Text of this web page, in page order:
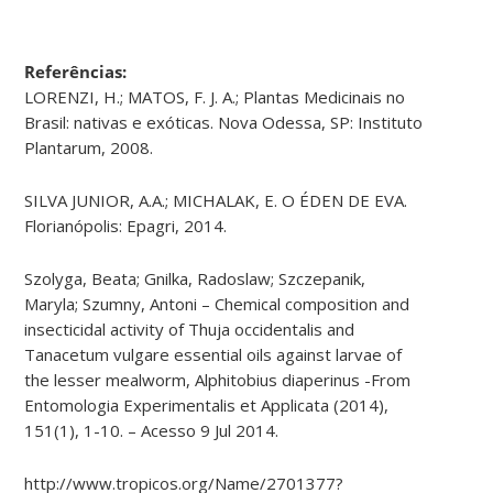
Referências:
LORENZI, H.; MATOS, F. J. A.; Plantas Medicinais no
Brasil: nativas e exóticas. Nova Odessa, SP: Instituto
Plantarum, 2008.
SILVA JUNIOR, A.A.; MICHALAK, E. O ÉDEN DE EVA.
Florianópolis: Epagri, 2014.
Szolyga, Beata; Gnilka, Radoslaw; Szczepanik,
Maryla; Szumny, Antoni – Chemical composition and
insecticidal activity of Thuja occidentalis and
Tanacetum vulgare essential oils against larvae of
the lesser mealworm, Alphitobius diaperinus -From
Entomologia Experimentalis et Applicata (2014),
151(1), 1-10. – Acesso 9 Jul 2014.
http://www.tropicos.org/Name/2701377?